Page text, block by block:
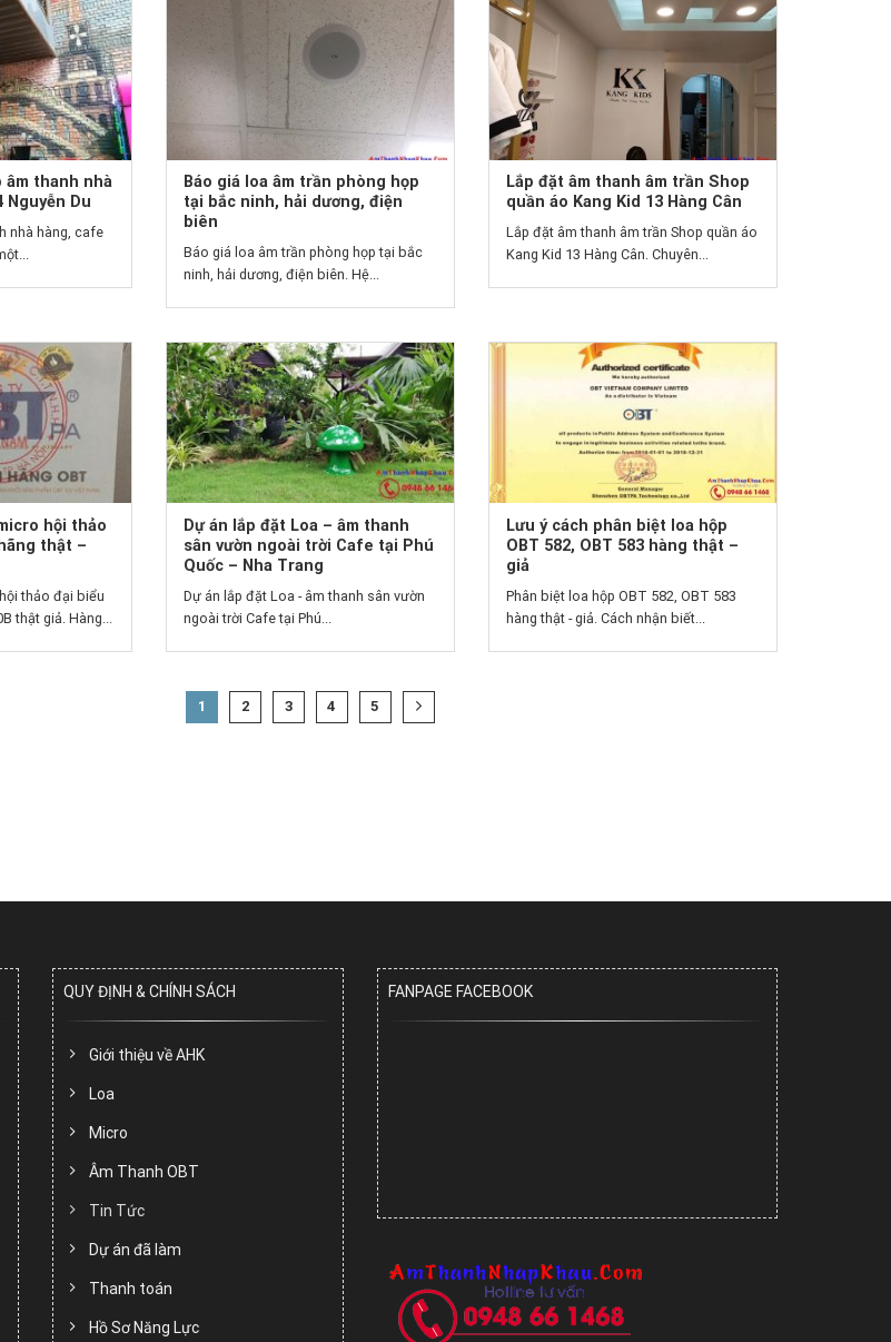
âm thanh nhà
Nguyễn Du
nhà hàng, cafe
Báo giá loa âm trần phòng họp
tại bắc ninh, hải dương, điện
biên
Báo giá loa âm trần phòng họp tại bắc
ninh, hải dương, điện biên. Hệ...
Lắp đặt âm thanh âm trần Shop
quần áo Kang Kid 13 Hàng Cân
Lắp đặt âm thanh âm trần Shop quần áo
Kang Kid 13 Hàng Cân. Chuyên...
hội thảo
thật –
thảo đại biểu
thật giả. Hàng...
Dự án lắp đặt Loa – âm thanh
sân vườn ngoài trời Cafe tại Phú
Quốc – Nha Trang
Dự án lắp đặt Loa - âm thanh sân vườn
ngoài trời Cafe tại Phú...
Lưu ý cách phân biệt loa hộp
OBT 582, OBT 583 hàng thật –
giả
Phân biệt loa hộp OBT 582, OBT 583
hàng thật - giả. Cách nhận biết...
1 2 3 4 5
QUY ĐỊNH & CHÍNH SÁCH
Giới thiệu về AHK
Loa
Micro
Âm Thanh OBT
Tin Tức
Dự án đã làm
Thanh toán
Hồ Sơ Năng Lực
FANPAGE FACEBOOK